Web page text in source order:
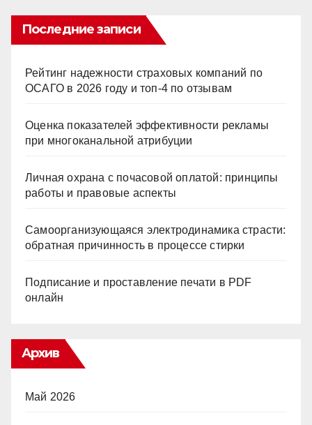
Последние записи
Рейтинг надежности страховых компаний по
ОСАГО в 2026 году и топ-4 по отзывам
Оценка показателей эффективности рекламы
при многоканальной атрибуции
Личная охрана с почасовой оплатой: принципы
работы и правовые аспекты
Самоорганизующаяся электродинамика страсти:
обратная причинность в процессе стирки
Подписание и проставление печати в PDF
онлайн
Архив
Май 2026